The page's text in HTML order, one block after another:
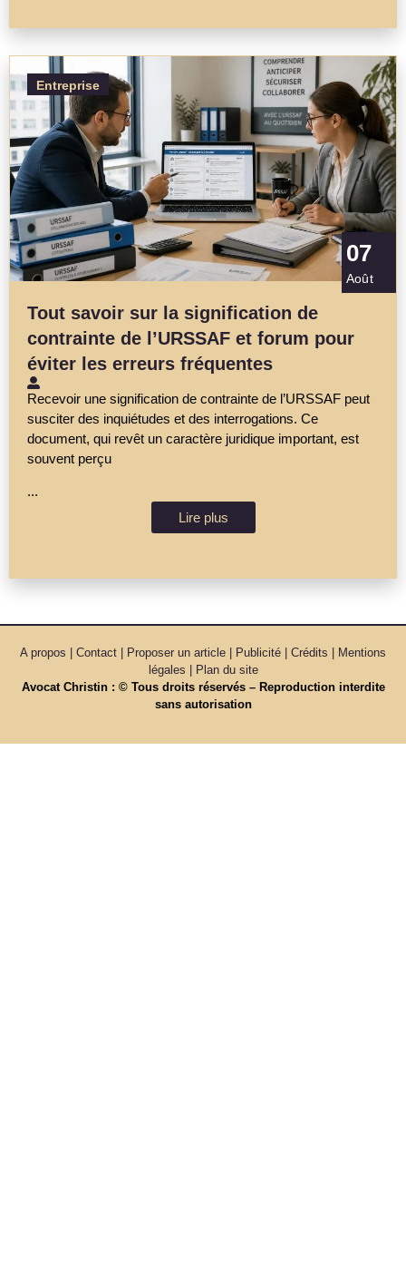
Entreprise
07
Août
Tout savoir sur la signification de
contrainte de l’URSSAF et forum pour
éviter les erreurs fréquentes
Recevoir une signification de contrainte de l’URSSAF peut
susciter des inquiétudes et des interrogations. Ce
document, qui revêt un caractère juridique important, est
souvent perçu
...
Lire plus
A propos | Contact | Proposer un article | Publicité | Crédits | Mentions
légales |
Plan du site
Avocat Christin : © Tous droits réservés – Reproduction interdite
sans autorisation